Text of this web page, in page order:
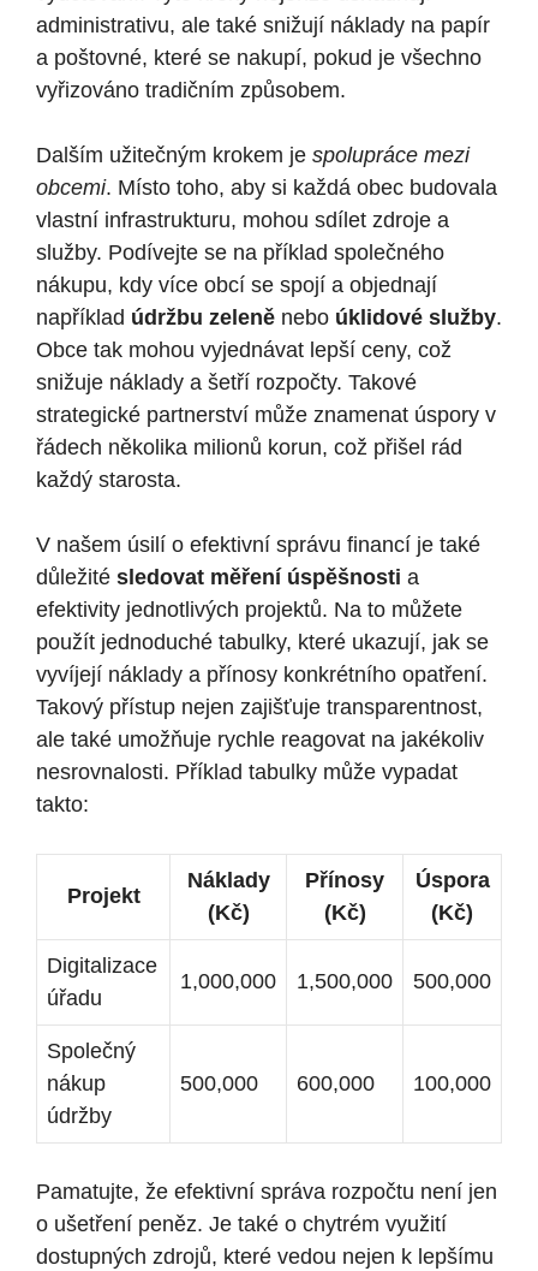
administrativu, ale také snižují náklady na​ papír
a poštovné, které se ⁤nakupí, pokud je všechno
vyřizováno​ tradičním způsobem.
Dalším užitečným krokem je ⁣ spolupráce mezi
obcemi. Místo toho, aby si každá obec budovala
vlastní infrastrukturu, mohou sdílet zdroje a
služby. Podívejte⁣ se na příklad společného
nákupu, ⁣kdy více obcí se spojí‌ a ⁤objednají
například⁤ údržbu zeleně nebo úklidové služby.
Obce tak mohou vyjednávat ​lepší ceny, což
snižuje ​náklady a šetří rozpočty. Takové
strategické partnerství může ​znamenat úspory v ​
řádech⁣ několika⁣ milionů korun, ⁢což přišel rád
každý starosta.
V ‌našem úsilí ⁤o efektivní správu financí je také
důležité sledovat měření úspěšnosti a
efektivity jednotlivých projektů. Na to můžete
použít jednoduché tabulky, které ukazují, jak se
vyvíjejí‍ náklady a přínosy ⁤konkrétního opatření.​
Takový přístup nejen zajišťuje transparentnost,
ale také umožňuje rychle reagovat na jakékoliv
nesrovnalosti. Příklad tabulky může vypadat
takto:
Projekt
Náklady
(Kč)
Přínosy
(Kč)
Úspora
(Kč)
Digitalizace
úřadu
1,000,000 1,500,000 500,000
Společný
nákup
údržby
500,000 600,000 100,000
Pamatujte, že efektivní správa rozpočtu není jen
o ⁤ušetření ​peněz. Je také o chytrém využití
dostupných zdrojů, které vedou nejen k lepšímu‍